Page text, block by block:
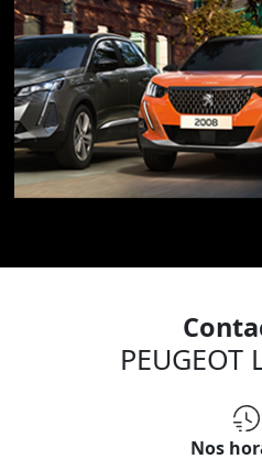
PEUGEOT
Nos